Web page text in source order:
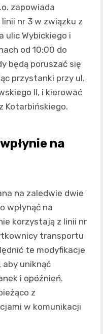
zapowiada
nr 3 w związku z
ulic Wybickiego i
od 10:00 do
będą poruszać się
przystanki przy ul.
II, i kierować
Kotarbińskiego.
na
na zaledwie dwie
wpłynąć na
korzystają z linii nr
transportu
te modyfikacje
aby uniknąć
i opóźnień.
z
w komunikacji